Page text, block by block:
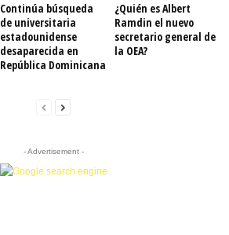
Continúa búsqueda
de universitaria
estadounidense
desaparecida en
República Dominicana
¿Quién es Albert
Ramdin el nuevo
secretario general de
la OEA?
- Advertisement -